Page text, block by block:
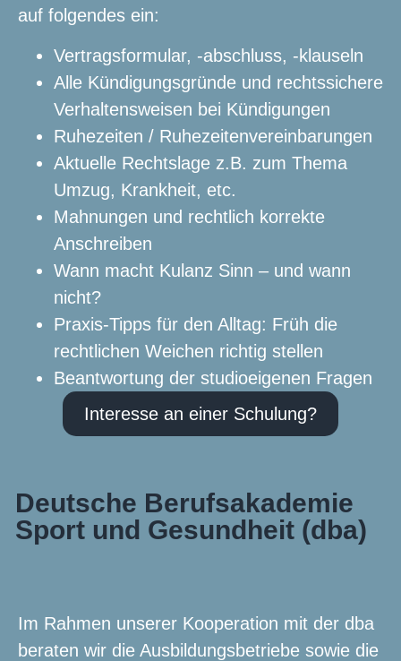
auf folgendes ein:
Vertragsformular, -abschluss, -klauseln
Alle Kündigungsgründe und rechtssichere
Verhaltensweisen bei Kündigungen
Ruhezeiten / Ruhezeitenvereinbarungen
Aktuelle Rechtslage z.B. zum Thema
Umzug, Krankheit, etc.
Mahnungen und rechtlich korrekte
Anschreiben
Wann macht Kulanz Sinn – und wann
nicht?
Praxis-Tipps für den Alltag: Früh die
rechtlichen Weichen richtig stellen
Beantwortung der studioeigenen Fragen
Interesse an einer Schulung?
Deutsche Berufsakademie
Sport und Gesundheit (dba)
Im Rahmen unserer Kooperation mit der dba
beraten wir die Ausbildungsbetriebe sowie die